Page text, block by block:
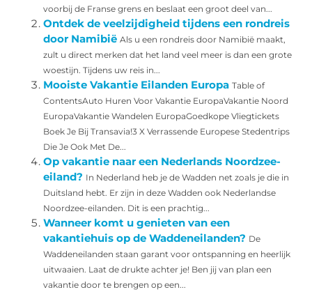
voorbij de Franse grens en beslaat een groot deel van...
Ontdek de veelzijdigheid tijdens een rondreis
door Namibië Als u een rondreis door Namibië maakt,
zult u direct merken dat het land veel meer is dan een grote
woestijn. Tijdens uw reis in...
Mooiste Vakantie Eilanden Europa Table of
ContentsAuto Huren Voor Vakantie EuropaVakantie Noord
EuropaVakantie Wandelen EuropaGoedkope Vliegtickets
Boek Je Bij Transavia!3 X Verrassende Europese Stedentrips
Die Je Ook Met De...
Op vakantie naar een Nederlands Noordzee-
eiland? In Nederland heb je de Wadden net zoals je die in
Duitsland hebt. Er zijn in deze Wadden ook Nederlandse
Noordzee-eilanden. Dit is een prachtig...
Wanneer komt u genieten van een
vakantiehuis op de Waddeneilanden? De
Waddeneilanden staan garant voor ontspanning en heerlijk
uitwaaien. Laat de drukte achter je! Ben jij van plan een
vakantie door te brengen op een...